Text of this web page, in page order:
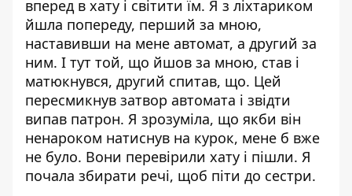
вперед в хату і світити їм. Я з ліхтариком
йшла попереду, перший за мною,
наставивши на мене автомат, а другий за
ним. І тут той, що йшов за мною, став і
матюкнувся, другий спитав, що. Цей
пересмикнув затвор автомата і звідти
випав патрон. Я зрозуміла, що якби він
ненароком натиснув на курок, мене б вже
не було. Вони перевірили хату і пішли. Я
почала збирати речі, щоб піти до сестри.